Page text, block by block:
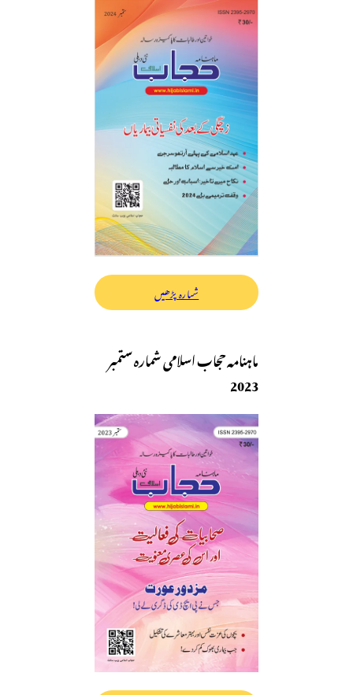
شمارہ پڑھیں
ماہنامہ حجاب اسلامی شمارہ ستمبر
2023